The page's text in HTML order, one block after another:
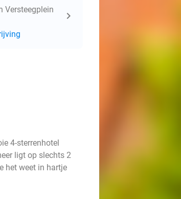
Versteegplein
4-sterrenhotel
ligt op slechts 2
het weet in hartje